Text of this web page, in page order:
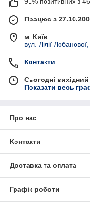
Працює з
м. Київ
вул. Лілії
Контакти
Сьогодні вихідний
Показати весь
Про нас
Контакти
Доставка та оплата
Графік роботи